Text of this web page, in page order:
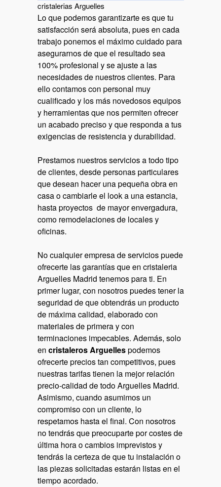
cristalerias Arguelles
Lo que podemos garantizarte es que tu
satisfacción será absoluta, pues en cada
trabajo ponemos el máximo cuidado para
asegurarnos de que el resultado sea
100% profesional y se ajuste a las
necesidades de nuestros clientes. Para
ello contamos con personal muy
cualificado y los más novedosos equipos
y herramientas que nos permiten ofrecer
un acabado preciso y que responda a tus
exigencias de resistencia y durabilidad.
Prestamos nuestros servicios a todo tipo
de clientes, desde personas particulares
que desean hacer una pequeña obra en
casa o cambiarle el look a una estancia,
hasta proyectos de mayor envergadura,
como remodelaciones de locales y
oficinas.
No cualquier empresa de servicios puede
ofrecerte las garantías que encristaleria
Arguelles Madrid tenemos para ti. En
primer lugar, con nosotros puedes tener la
seguridad de que obtendrás un producto
de máxima calidad, elaborado con
materiales de primera y con
terminaciones impecables. Además, solo
encristaleros Arguellespodemos
ofrecerte precios tan competitivos, pues
nuestras tarifas tienen la mejor relación
precio-calidad de todo Arguelles Madrid.
Asimismo, cuando asumimos un
compromiso con un cliente, lo
respetamos hasta el final. Con nosotros
no tendrás que preocuparte por costes de
última hora o cambios imprevistos y
tendrás la certeza de que tu instalación o
las piezas solicitadas estarán listas en el
tiempo acordado.